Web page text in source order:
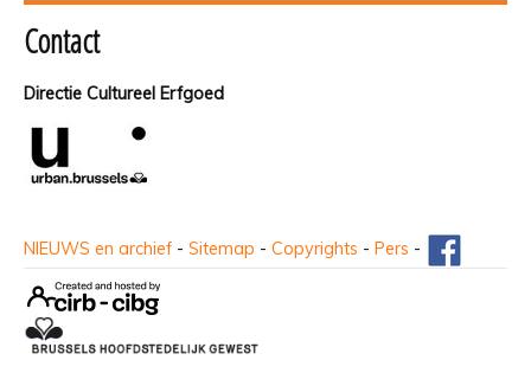
Contact
Directie Cultureel Erfgoed
NIEUWS en archief - Sitemap - Copyrights - Pers -